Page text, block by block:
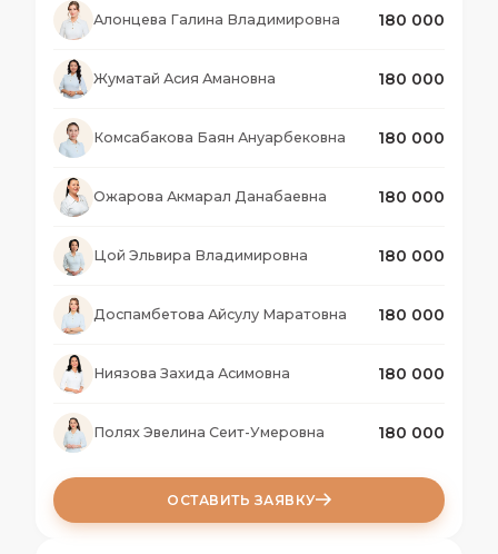
Алонцева Галина Владимировна 180 000
Жуматай Асия Амановна 180 000
Комсабакова Баян Ануарбековна 180 000
Ожарова Акмарал Данабаевна 180 000
Цой Эльвира Владимировна 180 000
Доспамбетова Айсулу Маратовна 180 000
Ниязова Захида Асимовна 180 000
Полях Эвелина Сеит-Умеровна 180 000
ОСТАВИТЬ ЗАЯВКУ